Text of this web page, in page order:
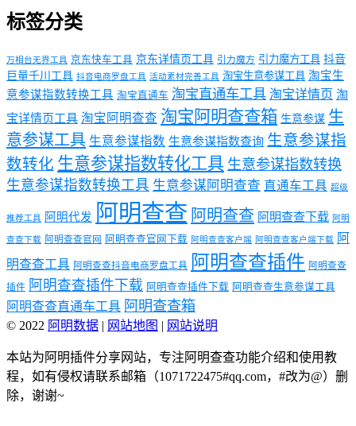
标签分类
万相台无界工具 京东快车工具 京东详情页工具 引力魔方 引力魔方工具 抖音
巨量千川工具 抖音电商罗盘工具 活动素材完善工具 淘宝生意参谋工具 淘宝生
意参谋指数转换工具 淘宝直通车 淘宝直通车工具 淘宝详情页 淘
宝详情页工具 淘宝阿明查查 淘宝阿明查查箱 生意参谋 生
意参谋工具 生意参谋指数 生意参谋指数查询 生意参谋指
数转化 生意参谋指数转化工具 生意参谋指数转换
生意参谋指数转换工具 生意参谋阿明查查 直通车工具 超级
推荐工具 阿明代发 阿明查查 阿明查查 阿明查查下载 阿明
查查下载 阿明查查官网 阿明查查官网下载 阿明查查客户端 阿明查查客户端下载
阿
明查查工具 阿明查查抖音电商罗盘工具 阿明查查插件 阿明查查
插件 阿明查查插件下载 阿明查查插件下载 阿明查查生意参谋工具
阿明查查直通车工具 阿明查查箱
© 2022 阿明数据 | 网站地图 | 网站说明
本站为阿明插件分享网站，专注阿明查查功能介绍和使用教
程，如有侵权请联系邮箱（1071722475#qq.com，#改为@）删
除，谢谢~